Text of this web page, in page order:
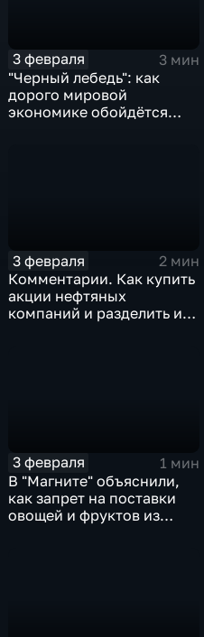
3 февраля
3 мин
"Черный лебедь": как
дорого мировой
экономике обойдётся
3 февраля
2 мин
Комментарии. Как купить
акции нефтяных
компаний и разделить их
3 февраля
1 мин
В "Магните" объяснили,
как запрет на поставки
овощей и фруктов из